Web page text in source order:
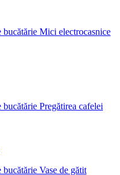
Mici electrocasnice
Pregătirea cafelei
Vase de gătit